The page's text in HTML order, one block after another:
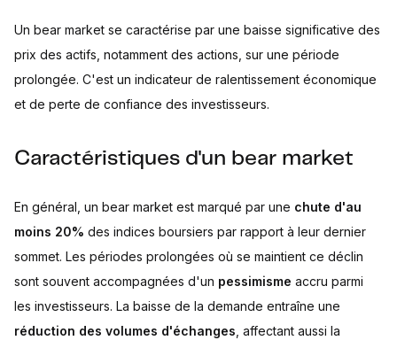
Un bear market se caractérise par une baisse significative des
prix des actifs, notamment des actions, sur une période
prolongée. C'est un indicateur de ralentissement économique
et de perte de confiance des investisseurs.
Caractéristiques d'un bear market
En général, un bear market est marqué par une chute d'au
moins 20% des indices boursiers par rapport à leur dernier
sommet. Les périodes prolongées où se maintient ce déclin
sont souvent accompagnées d'un pessimisme accru parmi
les investisseurs. La baisse de la demande entraîne une
réduction des volumes d'échanges , affectant aussi la